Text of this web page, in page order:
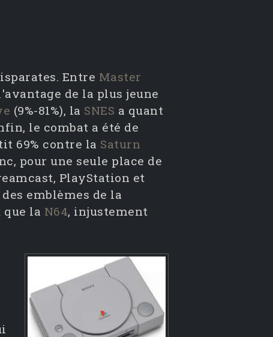
Entre Master
de la plus jeune
(9%-81%), la SNES a quant
le combat a été de
69% contre la Saturn
pour une seule place de
PlayStation et
emblèmes de la
la N64, injustement